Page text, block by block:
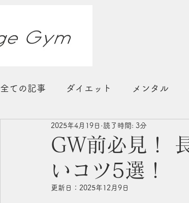
全ての記事 ダイエット メンタル
ストレス対策 習慣化
GW前必見！
いコツ5選！
2025年4月19日 読了時間: 3分
更新日： 2025年12月9日